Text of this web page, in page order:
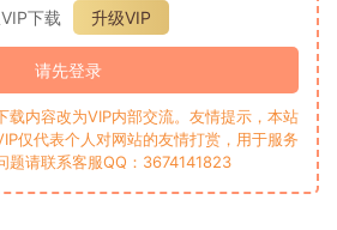
下载
升级VIP
请先登录
载内容改为VIP内部交流。友情提示，本站
仅代表个人对网站的友情打赏，用于服务
题请联系客服QQ：3674141823